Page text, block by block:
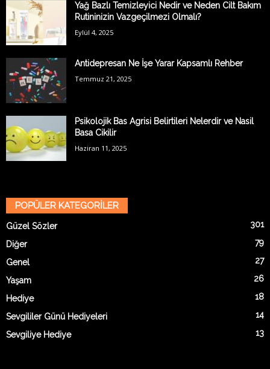
Yağ Bazlı Temizleyici Nedir ve Neden Cilt Bakım
Rutininizin Vazgeçilmezi Olmalı?
Eylül 4, 2025
Antidepresan Ne İşe Yarar Kapsamlı Rehber
Temmuz 21, 2025
Psikolojik Bas Agrisi Belirtileri Nelerdir ve Nasil
Basa Cikilir
Haziran 11, 2025
POPÜLER KATEGORİLER
Güzel Sözler 301
Diğer 79
Genel 27
Yaşam 26
Hediye 18
Sevgililer Günü Hediyeleri 14
Sevgiliye Hediye 13